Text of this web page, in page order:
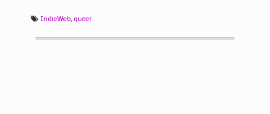
IndieWeb, queer